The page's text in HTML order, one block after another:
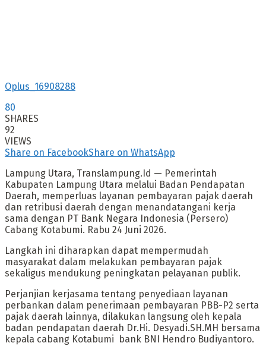
Oplus_16908288
80
SHARES
92
VIEWS
Share on FacebookShare on WhatsApp
Lampung Utara, Translampung.Id — Pemerintah
Kabupaten Lampung Utara melalui Badan Pendapatan
Daerah, memperluas layanan pembayaran pajak daerah
dan retribusi daerah dengan menandatangani kerja
sama dengan PT Bank Negara Indonesia (Persero)
Cabang Kotabumi. Rabu 24 Juni 2026.
Langkah ini diharapkan dapat mempermudah
masyarakat dalam melakukan pembayaran pajak
sekaligus mendukung peningkatan pelayanan publik.
Perjanjian kerjasama tentang penyediaan layanan
perbankan dalam penerimaan pembayaran PBB-P2 serta
pajak daerah lainnya, dilakukan langsung oleh kepala
badan pendapatan daerah Dr.Hi. Desyadi.SH.MH bersama
kepala cabang Kotabumi bank BNI Hendro Budiyantoro.